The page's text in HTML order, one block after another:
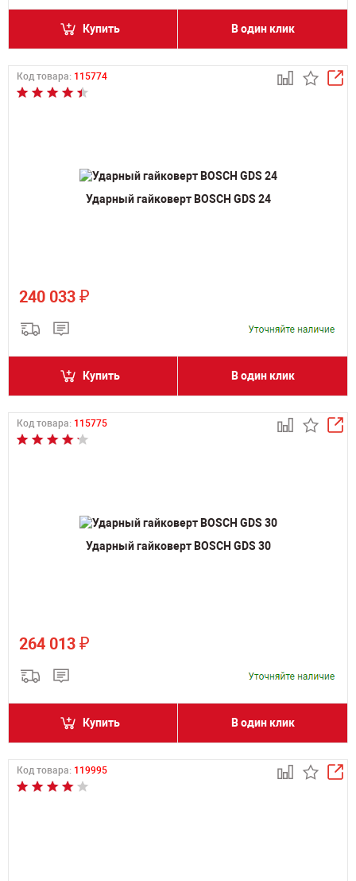
Купить В один клик
Код товара: 115774
Ударный гайковерт BOSCH GDS 24
240 033 ₽
Купить В один клик
Код товара: 115775
Ударный гайковерт BOSCH GDS 30
264 013 ₽
Купить В один клик
Код товара: 119995